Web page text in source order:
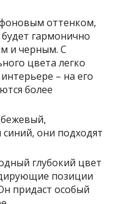
оттенком,
гармонично
и черным. С
цвета легко
– на его
более
они подходят
глубокий цвет
позиции
придаст особый